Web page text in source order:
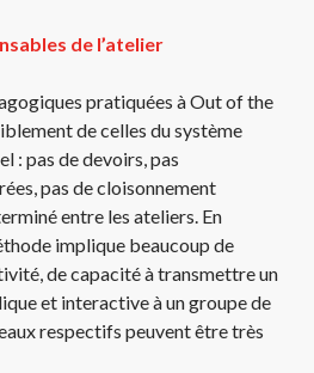
de l’atelier
pratiquées à Out of the
de celles du système
: pas de devoirs, pas
pas de cloisonnement
entre les ateliers. En
implique beaucoup de
de capacité à transmettre un
et interactive à un groupe de
respectifs peuvent être très